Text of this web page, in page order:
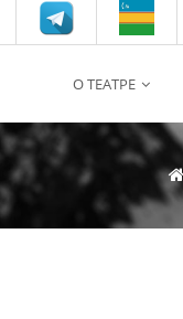
О ТЕАТРЕ